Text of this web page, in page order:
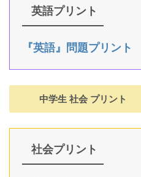
英語プリント
『英語』問題プリント
中学生 社会 プリント
社会プリント